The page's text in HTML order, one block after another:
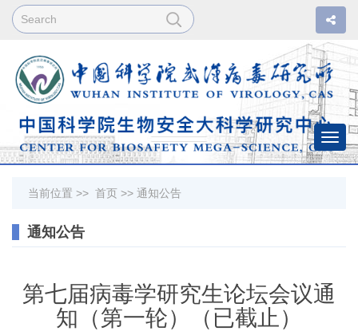
当前位置 >> 首页 >> 通知公告
通知公告
第七届病毒学研究生论坛会议通
知（第一轮）（已截止）